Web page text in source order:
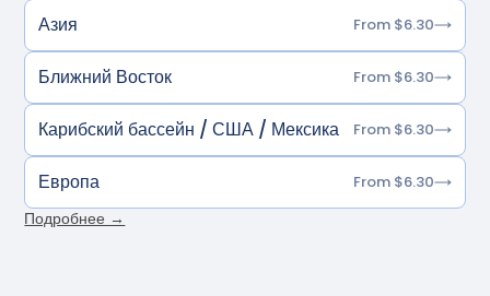
Азия From $6.30
Ближний Восток From $6.30
Карибский бассейн / США / Мексика From $6.30
Европа From $6.30
Подробнее →